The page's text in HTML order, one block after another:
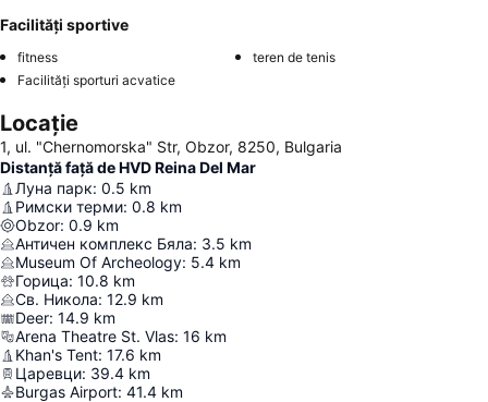
Facilități sportive
fitness
teren de tenis
Facilități sporturi acvatice
Locație
1, ul. "Chernomorska" Str, Obzor, 8250, Bulgaria
Distanță față de HVD Reina Del Mar
Луна парк: 0.5 km
Римски терми: 0.8 km
Obzor: 0.9 km
Античен комплекс Бяла: 3.5 km
Museum Of Archeology: 5.4 km
Горица: 10.8 km
Св. Никола: 12.9 km
Deer: 14.9 km
Arena Theatre St. Vlas: 16 km
Khan's Tent: 17.6 km
Царевци: 39.4 km
Burgas Airport: 41.4 km